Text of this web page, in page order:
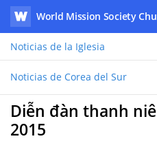
WATV
World Mission Society
Noticias de la Iglesia
Noticias de Corea del Sur
Diễn đàn thanh
2015